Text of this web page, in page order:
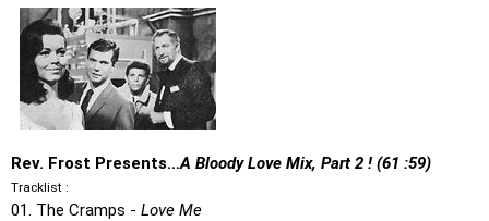
Rev. Frost Presents…A Bloody Love Mix, Part 2 ! (61 :59)
Tracklist :
01. The Cramps - Love Me